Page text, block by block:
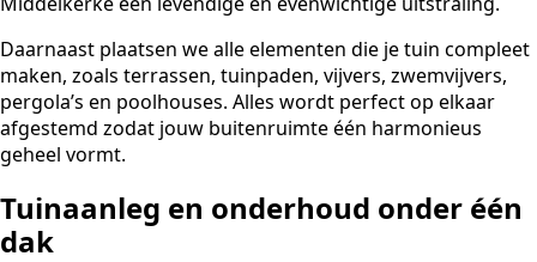
Daarnaast plaatsen we alle elementen die je tuin compleet
maken, zoals terrassen, tuinpaden, vijvers, zwemvijvers,
pergola’s en poolhouses. Alles wordt perfect op elkaar
afgestemd zodat jouw buitenruimte één harmonieus
geheel vormt.
Tuinaanleg en onderhoud onder één
dak